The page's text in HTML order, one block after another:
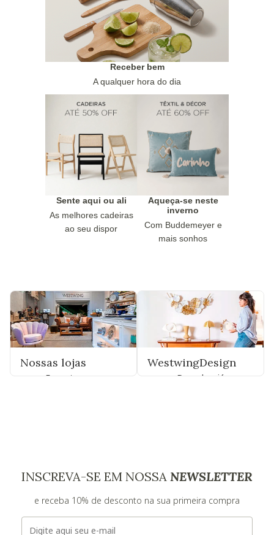
Receber bem
A qualquer hora do dia
Sente aqui ou ali
As melhores cadeiras
ao seu dispor
Aqueça-se neste
inverno
Com Buddemeyer e
mais sonhos
Nossas lojas
Encontre uma
WestwingDesign
Descubra já
INSCREVA-SE EM NOSSA NEWSLETTER
e receba 10% de desconto na sua primeira compra